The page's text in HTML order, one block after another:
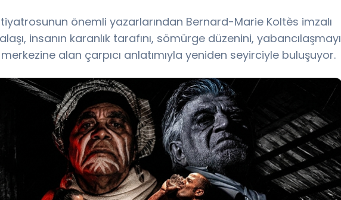
önemli yazarlarından Bernard-Marie Koltès imzalı
insanın karanlık tarafını, sömürge düzenini, yabancılaşmayı
alan çarpıcı anlatımıyla yeniden seyirciyle buluşuyor.